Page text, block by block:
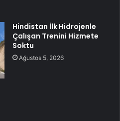
Hindistan İlk Hidrojenle
Çalışan Trenini Hizmete
Soktu
Ağustos 5, 2026